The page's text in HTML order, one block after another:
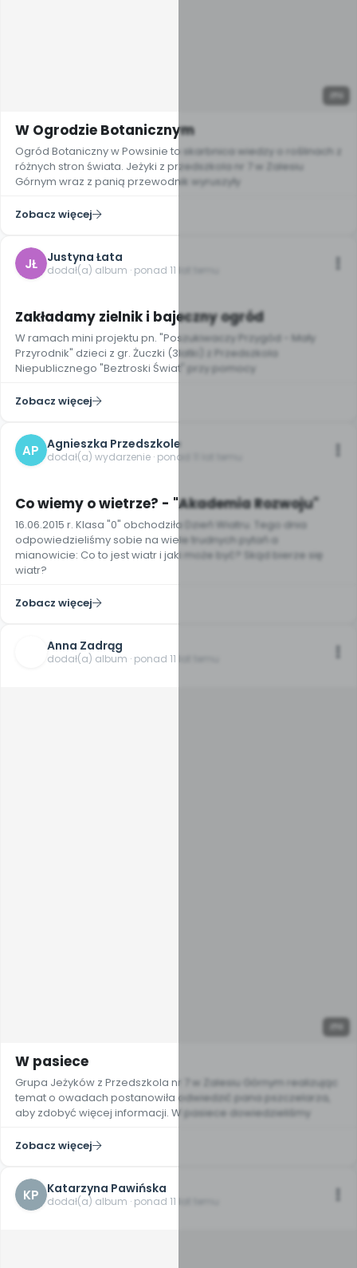
W Ogrodzie Botanicznym
Ogród Botaniczny w Powsinie to skarbnica wiedzy o roślinach z
różnych stron świata. Jeżyki z przedszkola nr 7 w Zalesiu
Górnym wraz z panią przewodnik wyruszyły
Zobacz więcej
JŁ Justyna Łata
dodał(a) album · ponad 11 lat temu
Zakładamy zielnik i bajeczny ogród
W ramach mini projektu pn. "Poszukiwaczy Przygód - Mały
Przyrodnik" dzieci z gr. Żuczki (3latki) z Przedszkola
Niepublicznego "Beztroski Świat" przy pomocy
Zobacz więcej
AP Agnieszka Przedszkole
dodał(a) wydarzenie · ponad 11 lat temu
Co wiemy o wietrze? - "Akademia Rozwoju"
16.06.2015 r. Klasa "0" obchodziła Dzień Wiatru. Tego dnia
odpowiedzieliśmy sobie na wiele trudnych pytań a
mianowicie: Co to jest wiatr i jaki może być? Skąd bierze się
wiatr?
Zobacz więcej
Anna Zadrąg
dodał(a) album · ponad 11 lat temu
8
W pasiece
Grupa Jeżyków z Przedszkola nr 7 w Zalesiu Górnym realizując
temat o owadach postanowiła odwiedzić pana pszczelarza,
aby zdobyć więcej informacji. W pasiece dowiedzieliśmy
Zobacz więcej
KP Katarzyna Pawińska
dodał(a) album · ponad 11 lat temu